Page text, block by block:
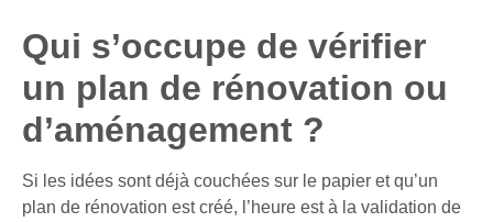
Qui s’occupe de vérifier
un plan de rénovation ou
d’aménagement ?
Si les idées sont déjà couchées sur le papier et qu’un
plan de rénovation est créé, l’heure est à la validation de